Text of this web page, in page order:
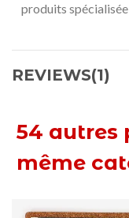
produits
REVIEWS(1)
54 autres
même